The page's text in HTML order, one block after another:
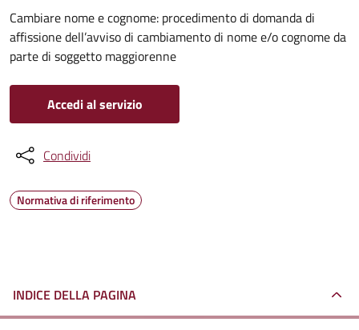
Cambiare nome e cognome: procedimento di domanda di
affissione dell’avviso di cambiamento di nome e/o cognome da
parte di soggetto maggiorenne
Accedi al servizio
Condividi
Normativa di riferimento
INDICE DELLA PAGINA